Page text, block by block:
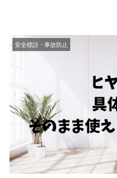
安全標語・事故防止